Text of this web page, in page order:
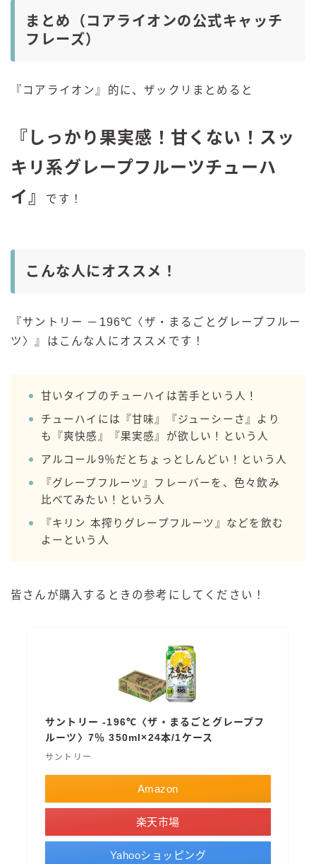
まとめ（コアライオンの公式キャッチ
フレーズ）
『コアライオン』的に、ザックリまとめると
『しっかり果実感！甘くない！スッ
キリ系グレープフルーツチューハ
イ』
です！
こんな人にオススメ！
『サントリー －196℃〈ザ・まるごとグレープフルー
ツ〉』はこんな人にオススメです！
甘いタイプのチューハイは苦手という人！
チューハイには『甘味』『ジューシーさ』より
も『爽快感』『果実感』が欲しい！という人
アルコール9％だとちょっとしんどい！という人
『グレープフルーツ』フレーバーを、色々飲み
比べてみたい！という人
『キリン 本搾りグレープフルーツ』などを飲む
よーという人
皆さんが購入するときの参考にしてください！
サントリー -196℃〈ザ・まるごとグレープフ
ルーツ〉7％ 350ml×24本/1ケース
サントリー
Amazon
楽天市場
Yahooショッピング